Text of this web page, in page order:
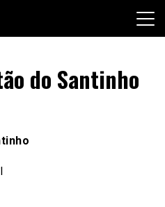
do Santinho